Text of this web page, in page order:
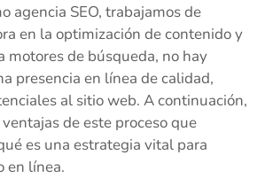
agencia SEO, trabajamos de
en la optimización de contenido y
motores de búsqueda, no hay
presencia en línea de calidad,
al sitio web. A continuación,
de este proceso que
es una estrategia vital para
en línea.